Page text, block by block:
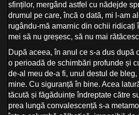
sfinților, mergând astfel cu nădejde
drumul pe care, încă o dată, mi l-am
rugându-mă amarnic din ochii ridicați
mei să nu greșesc, să nu mai
După aceea, în anul ce s-a dus după
o perioadă de schimbări profunde și
de-al meu de-a fi, unul destul de
mine. Cu siguranță în bine. Acea
tăcută și făgăduințe îndreptate către
prea lungă convalescență s-a